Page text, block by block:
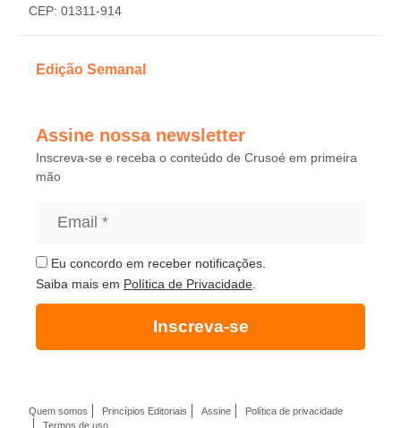
CEP: 01311-914
Edição Semanal
Assine nossa newsletter
Inscreva-se e receba o conteúdo de Crusoé em primeira
mão
Eu concordo em receber notificações.
Saiba mais em Política de Privacidade
Inscreva-se
Quem somos Princípios Editoriais Assine
Política de privacidade
Termos de uso